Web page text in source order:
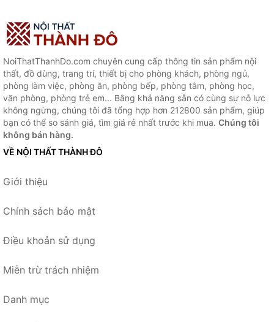
NoiThatThanhDo.com chuyên cung cấp thông tin sản phẩm nội
thất, đồ dùng, trang trí, thiết bị cho phòng khách, phòng ngủ,
phòng làm việc, phòng ăn, phòng bếp, phòng tắm, phòng học,
văn phòng, phòng trẻ em... Bằng khả năng sẵn có cùng sự nỗ lực
không ngừng, chúng tôi đã tổng hợp hơn 212800 sản phẩm, giúp
bạn có thể so sánh giá, tìm giá rẻ nhất trước khi mua. Chúng tôi
không bán hàng.
VỀ NỘI THẤT THÀNH ĐÔ
Giới thiệu
Chính sách bảo mật
Điều khoản sử dụng
Miễn trừ trách nhiệm
Danh mục